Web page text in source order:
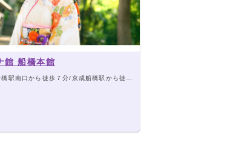
館 船橋本館
南口から徒歩７分/京成船橋駅から徒歩６分